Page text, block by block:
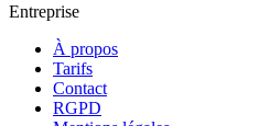
Entreprise
À propos
Tarifs
Contact
RGPD